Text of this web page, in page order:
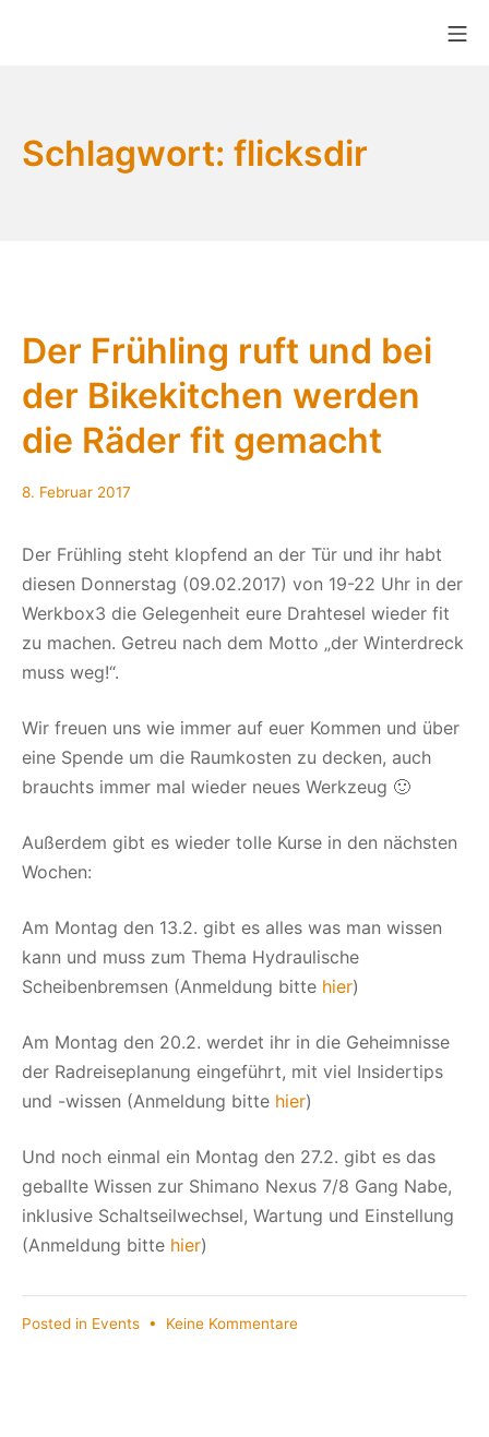
Bikekitchen München e.V.
Schlagwort: flicksdir
Der Frühling ruft und bei
der Bikekitchen werden
die Räder fit gemacht
8. Februar 2017
Der Frühling steht klopfend an der Tür und ihr habt
diesen Donnerstag (09.02.2017) von 19-22 Uhr in der
Werkbox3 die Gelegenheit eure Drahtesel wieder fit
zu machen. Getreu nach dem Motto „der Winterdreck
muss weg!“.
Wir freuen uns wie immer auf euer Kommen und über
eine Spende um die Raumkosten zu decken, auch
brauchts immer mal wieder neues Werkzeug 🙂
Außerdem gibt es wieder tolle Kurse in den nächsten
Wochen:
Am Montag den 13.2. gibt es alles was man wissen
kann und muss zum Thema Hydraulische
Scheibenbremsen (Anmeldung bitte hier)
Am Montag den 20.2. werdet ihr in die Geheimnisse
der Radreiseplanung eingeführt, mit viel Insidertips
und -wissen (Anmeldung bitte hier)
Und noch einmal ein Montag den 27.2. gibt es das
geballte Wissen zur Shimano Nexus 7/8 Gang Nabe,
inklusive Schaltseilwechsel, Wartung und Einstellung
(Anmeldung bitte hier)
Posted in Events • Keine Kommentarezu